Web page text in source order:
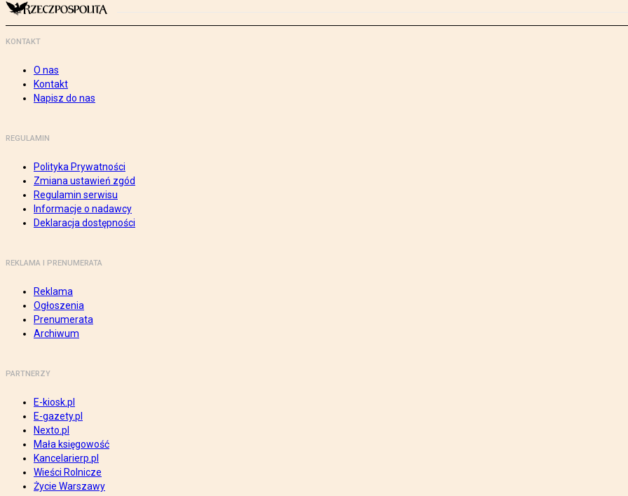
KONTAKT
O nas
Kontakt
Napisz do nas
REGULAMIN
Polityka Prywatności
Zmiana ustawień zgód
Regulamin serwisu
Informacje o nadawcy
Deklaracja dostępności
REKLAMA I PRENUMERATA
Reklama
Ogłoszenia
Prenumerata
Archiwum
PARTNERZY
E-kiosk.pl
E-gazety.pl
Nexto.pl
Mała księgowość
Kancelarierp.pl
Wieści Rolnicze
Życie Warszawy